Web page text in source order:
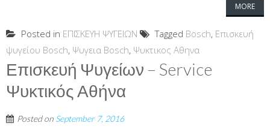
MORE
Posted in ΕΠΙΣΚΕΥΗ ΨΥΓΕΙΩΝ Tagged Bosch, Επισκευή
ψυγείου Bosch, Ψυγεια Bosch, Ψυκτικος Αθηνα
Επισκευή Ψυγείων – Service
Ψυκτικός Αθήνα
Posted on September 7, 2016